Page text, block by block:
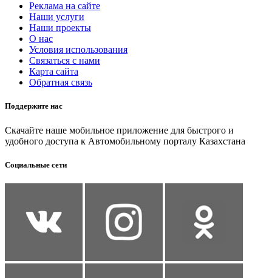
Реклама на сайте
Наши услуги
Наши проекты
О нас
Условия использования
Связаться с нами
Карта сайта
Обратная связь
Поддержите нас
Скачайте наше мобильное приложение для быстрого и
удобного доступа к Автомобильному порталу Казахстана
Социальные сети